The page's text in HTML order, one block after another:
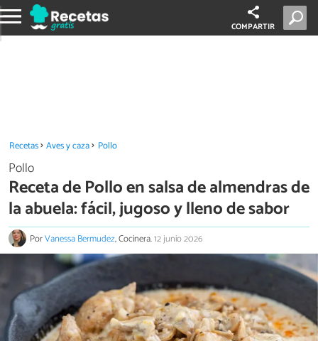
COMPARTIR
Recetas Aves y caza Pollo
Pollo
Receta de Pollo en salsa de almendras de
la abuela: fácil, jugoso y lleno de sabor
PorVanessa Bermudez, Cocinera.12 junio 2026